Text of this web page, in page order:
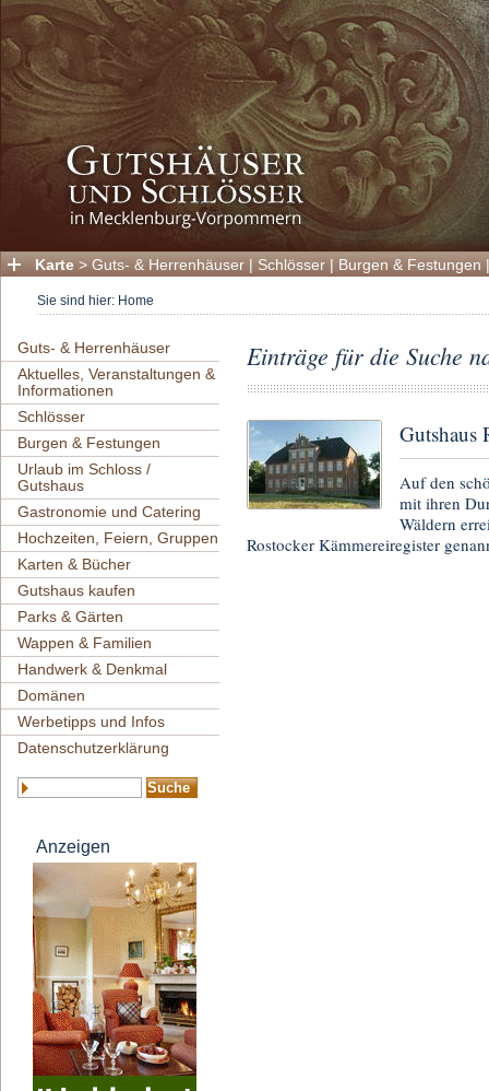
Karte > Guts- & Herrenhäuser | Schlösser | Burgen & Festungen
Sie sind hier: Home
Guts- & Herrenhäuser
Aktuelles, Veranstaltungen &
Informationen
Schlösser
Burgen & Festungen
Urlaub im Schloss /
Gutshaus
Gastronomie und Catering
Hochzeiten, Feiern, Gruppen
Karten & Bücher
Gutshaus kaufen
Parks & Gärten
Wappen & Familien
Handwerk & Denkmal
Domänen
Werbetipps und Infos
Datenschutzerklärung
Anzeigen
Einträge für die Suche
Gutshaus
Auf den
mit ihren
Wäldern
Rostocker Kämmereiregister